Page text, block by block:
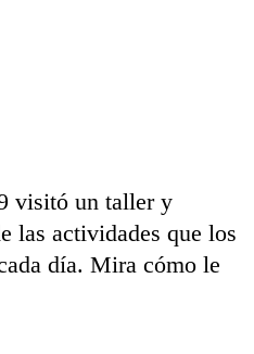
visitó un taller y
las actividades que los
día. Mira cómo le